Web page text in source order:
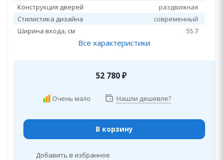
Конструкция дверей
раздвижная
Стилистика дизайна
современный
Ширина входа, см
55.7
Все характеристики
52 780₽
Очень мало Нашли дешевле?
В корзину
Добавить в избранное